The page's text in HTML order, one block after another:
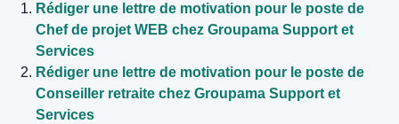
Rédiger une lettre de motivation pour le poste de
Chef de projet WEB chez Groupama Support et
Services
Rédiger une lettre de motivation pour le poste de
Conseiller retraite chez Groupama Support et
Services